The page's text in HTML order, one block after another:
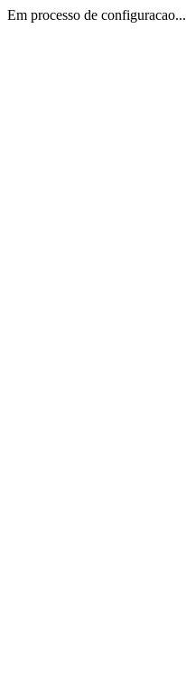
Em processo de configuracao...